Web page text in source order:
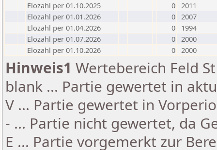
Elozahl per 01.10.2025
0 2011
Elozahl per 01.01.2026
0 2007
Elozahl per 01.04.2026
0
1994
Elozahl per 01.07.2026
0 2000
Elozahl per 01.10.2026
0 2000
Hinweis1 Wertebereich Feld
blank ... Partie gewertet in
V ... Partie gewertet in
- ... Partie nicht gewertet, da
E ... Partie vorgemerkt zur